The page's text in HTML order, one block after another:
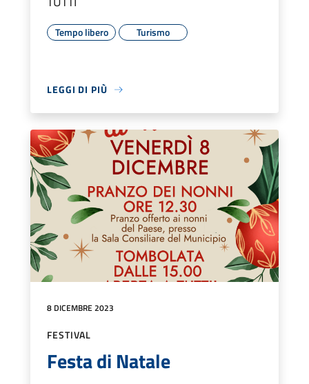
Tempo libero Turismo
LEGGI DI PIÙ
8 DICEMBRE 2023
FESTIVAL
Festa di Natale